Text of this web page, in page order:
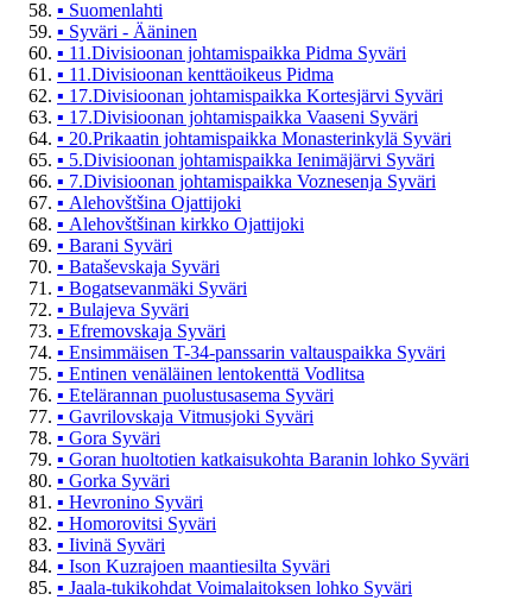
▪ Suomenlahti
▪ Syväri - Ääninen
▪ 11.Divisioonan johtamispaikka Pidma Syväri
▪ 11.Divisioonan kenttäoikeus Pidma
▪ 17.Divisioonan johtamispaikka Kortesjärvi Syväri
▪ 17.Divisioonan johtamispaikka Vaaseni Syväri
▪ 20.Prikaatin johtamispaikka Monasterinkylä Syväri
▪ 5.Divisioonan johtamispaikka Ienimäjärvi Syväri
▪ 7.Divisioonan johtamispaikka Voznesenja Syväri
▪ Alehovštšina Ojattijoki
▪ Alehovštšinan kirkko Ojattijoki
▪ Barani Syväri
▪ Bataševskaja Syväri
▪ Bogatsevanmäki Syväri
▪ Bulajeva Syväri
▪ Efremovskaja Syväri
▪ Ensimmäisen T-34-panssarin valtauspaikka Syväri
▪ Entinen venäläinen lentokenttä Vodlitsa
▪ Etelärannan puolustusasema Syväri
▪ Gavrilovskaja Vitmusjoki Syväri
▪ Gora Syväri
▪ Goran huoltotien katkaisukohta Baranin lohko Syväri
▪ Gorka Syväri
▪ Hevronino Syväri
▪ Homorovitsi Syväri
▪ Iivinä Syväri
▪ Ison Kuzrajoen maantiesilta Syväri
▪ Jaala-tukikohdat Voimalaitoksen lohko Syväri